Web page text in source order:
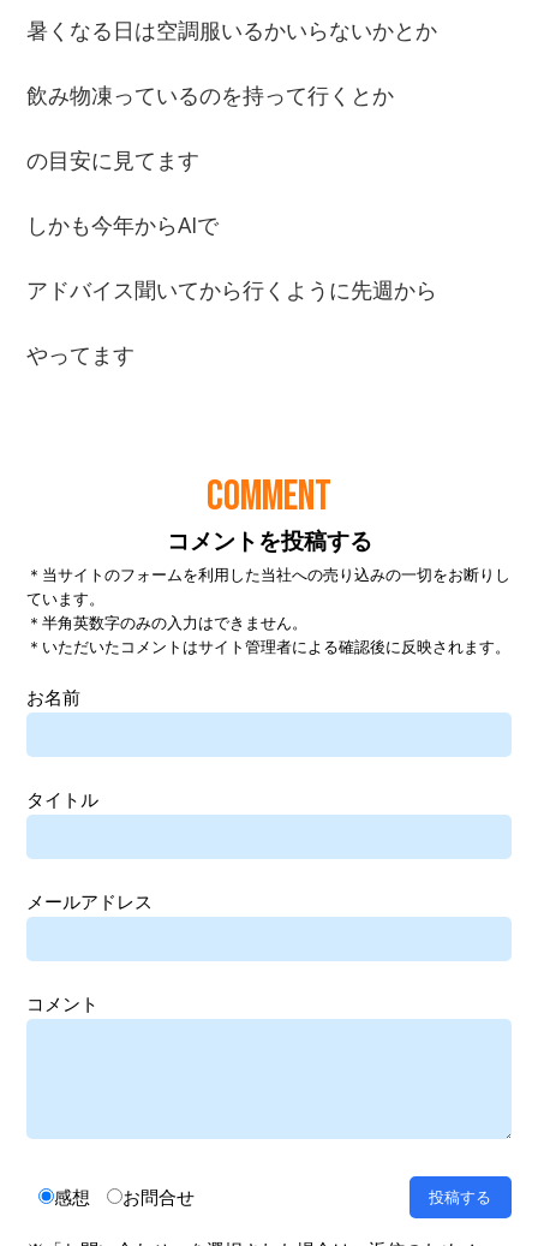
COMMENT
コメントを投稿する
＊当サイトのフォームを利用した当社への売り込みの一切をお断りし
ています。
＊半角英数字のみの入力はできません。
＊いただいたコメントはサイト管理者による確認後に反映されます。
お名前
タイトル
メールアドレス
コメント
感想 お問合せ